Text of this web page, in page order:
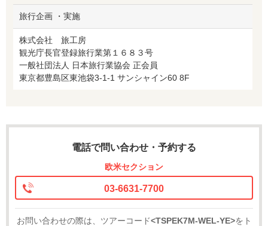
旅行企画 ・実施
株式会社 旅工房
観光庁長官登録旅行業第１６８３号
一般社団法人 日本旅行業協会 正会員
東京都豊島区東池袋3-1-1 サンシャイン60 8F
電話で問い合わせ・予約する
欧米セクション
03-6631-7700
お問い合わせの際は、ツアーコード<TSPEK7M-WEL-YE>をト